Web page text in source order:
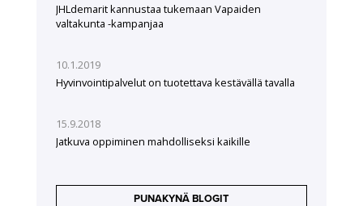
JHLdemarit kannustaa tukemaan Vapaiden
valtakunta -kampanjaa
10.1.2019
Hyvinvointipalvelut on tuotettava kestävällä tavalla
15.9.2018
Jatkuva oppiminen mahdolliseksi kaikille
PUNAKYNÄ BLOGIT